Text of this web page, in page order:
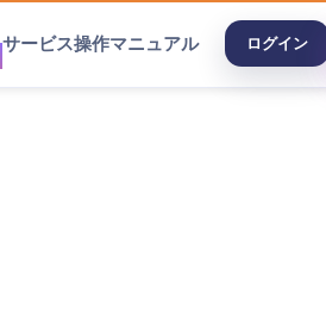
サービス操作マニュアル ログイン